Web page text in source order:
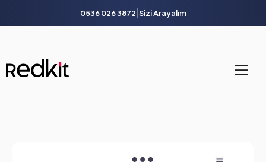
0536 026 3872 Sizi Arayalım